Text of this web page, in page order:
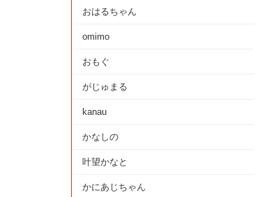
おはるちゃん
omimo
おもぐ
がじゅまる
kanau
かなしの
叶望かなと
かにあじちゃん